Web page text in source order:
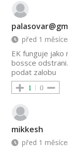
před 1
EK funguje jako
bossce
podat zalobu
1 0
mikkesh
před 1